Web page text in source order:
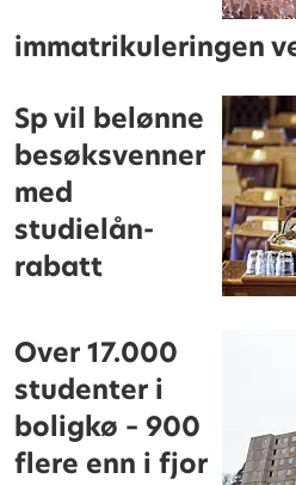
immatrikuleringen
Sp vil belønne
besøksvenner
med
studielån-
rabatt
Over 17.000
studenter i
boligkø – 900
flere enn i fjor